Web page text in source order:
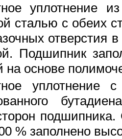
уплотнение
сталью с обеих
отверстия
Подшипник
на основе
уплотнение
% заполнено